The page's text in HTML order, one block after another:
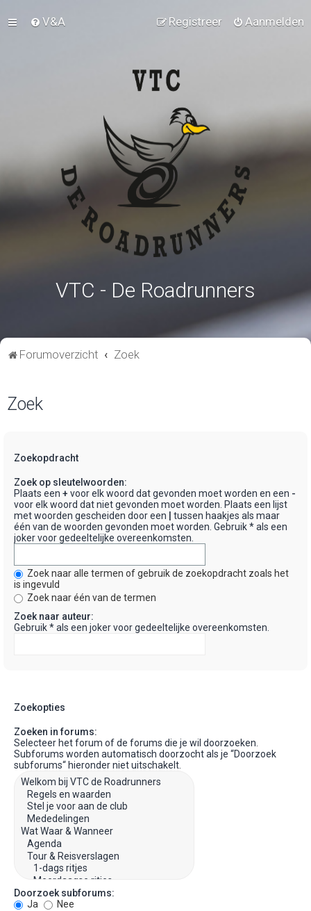
V&A Aanmelden
Registreer
VTC - De Roadrunners
Forumoverzicht Zoek
Zoek
Zoekopdracht
Zoek op sleutelwoorden:
Plaats een + voor elk woord dat gevonden moet worden en een -
voor elk woord dat niet gevonden moet worden. Plaats een lijst
met woorden gescheiden door een
tussen haakjes als maar
één van de woorden gevonden moet worden. Gebruik * als een
joker voor gedeeltelijke overeenkomsten.
Zoek naar alle termen of gebruik de zoekopdracht zoals het
is ingevuld
Zoek naar één van de termen
Zoek naar auteur:
Gebruik * als een joker voor gedeeltelijke overeenkomsten.
Zoekopties
Zoeken in forums:
Selecteer het forum of de forums die je wil doorzoeken.
Subforums worden automatisch doorzocht als je “Doorzoek
subforums“ hieronder niet uitschakelt.
Doorzoek subforums:
Ja
Nee